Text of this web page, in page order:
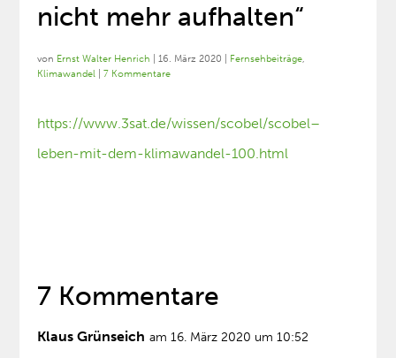
nicht mehr aufhalten“
von Ernst Walter Henrich |16. März 2020 Fernsehbeiträge,
Klimawandel |7 Kommentare
https://www.3sat.de/wissen/scobel/scobel–
leben-mit-dem-klimawandel-100.html
7 Kommentare
Klaus Grünseich am 16. März 2020 um 10:52